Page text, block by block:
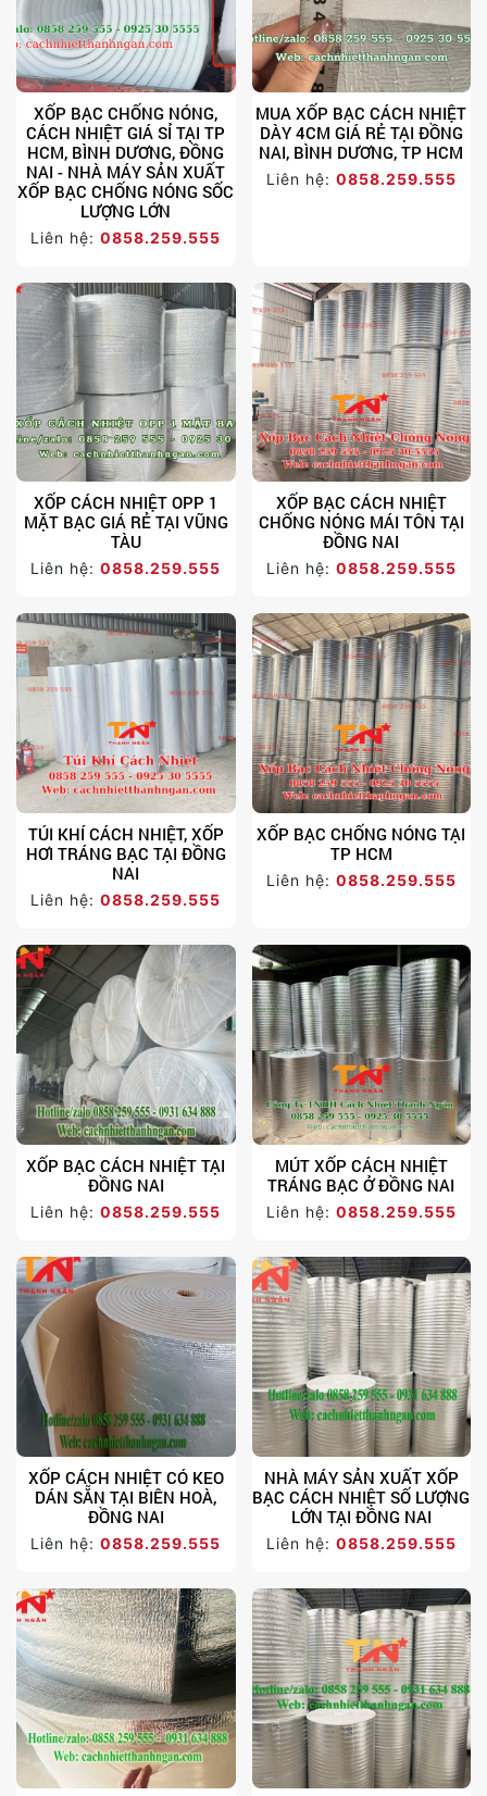
XỐP BẠC CHỐNG NÓNG,
CÁCH NHIỆT GIÁ SỈ TẠI TP
HCM, BÌNH DƯƠNG, ĐỒNG
NAI - NHÀ MÁY SẢN XUẤT
XỐP BẠC CHỐNG NÓNG SỐC
LƯỢNG LỚN
Liên hệ:0858.259.555
MUA XỐP BẠC CÁCH NHIỆT
DÀY 4CM GIÁ RẺ TẠI ĐỒNG
NAI, BÌNH DƯƠNG, TP HCM
Liên hệ: 0858.259.555
XỐP CÁCH NHIỆT OPP 1
MẶT BẠC GIÁ RẺ TẠI VŨNG
TÀU
Liên hệ:0858.259.555
XỐP BẠC CÁCH NHIỆT
CHỐNG NÓNG MÁI TÔN TẠI
ĐỒNG NAI
Liên hệ: 0858.259.555
TÚI KHÍ CÁCH NHIỆT, XỐP
HƠI TRÁNG BẠC TẠI ĐỒNG
NAI
Liên hệ:0858.259.555
XỐP BẠC CHỐNG NÓNG TẠI
TP HCM
Liên hệ: 0858.259.555
XỐP BẠC CÁCH NHIỆT TẠI
ĐỒNG NAI
Liên hệ:0858.259.555
MÚT XỐP CÁCH NHIỆT
TRÁNG BẠC Ở ĐỒNG NAI
Liên hệ: 0858.259.555
XỐP CÁCH NHIỆT CÓ KEO
DÁN SẴN TẠI BIÊN HOÀ,
ĐỒNG NAI
Liên hệ:0858.259.555
NHÀ MÁY SẢN XUẤT XỐP
BẠC CÁCH NHIỆT SỐ LƯỢNG
LỚN TẠI ĐỒNG NAI
Liên hệ: 0858.259.555